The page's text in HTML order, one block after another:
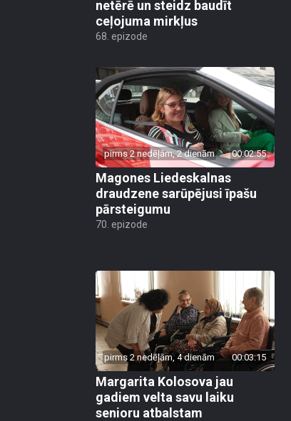
netērē un steidz baudīt
ceļojuma mirkļus
68. epizode
pirms 2 nedēļām, 2 dienām 00:02:55
Magones Liedeskalnas
draudzene sarūpējusi īpašu
pārsteigumu
70. epizode
pirms 2 nedēļām, 4 dienām 00:03:15
Margarita Kolosova jau
gadiem velta savu laiku
senioru atbalstam